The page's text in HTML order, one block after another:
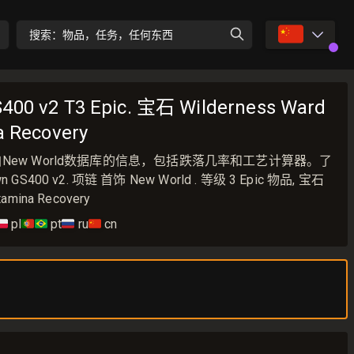
搜索：物品，任务，任何东西 🇨🇳
v2 T3 Epic. 宝石 Wilderness Ward
Recovery
World数据库的信息，包括跌落几率和工艺计算器。了
GS400 v2. 项链 首饰 New World . 等级 3 Epic 物品, 宝石
Recovery
pl🇵🇹🇧🇷 pt🇷🇺 ru🇨🇳 cn